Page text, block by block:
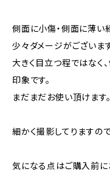
側面に小傷・側面に薄い
少々ダメージがございます
大きく目立つ程ではなく
印象です。
まだまだお使い頂けます。
細かく撮影してりますの
気になる点はご購入前に